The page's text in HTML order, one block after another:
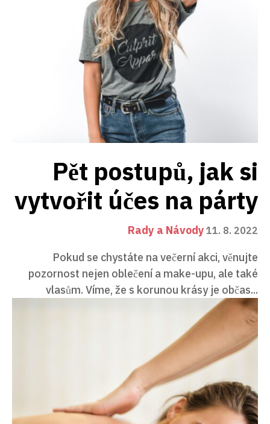
Pět postupů, jak si
vytvořit účes na párty
Rady a Návody11. 8. 2022
Pokud se chystáte na večerní akci, věnujte
pozornost nejen oblečení a make-upu, ale také
vlasům. Víme, že s korunou krásy je občas...